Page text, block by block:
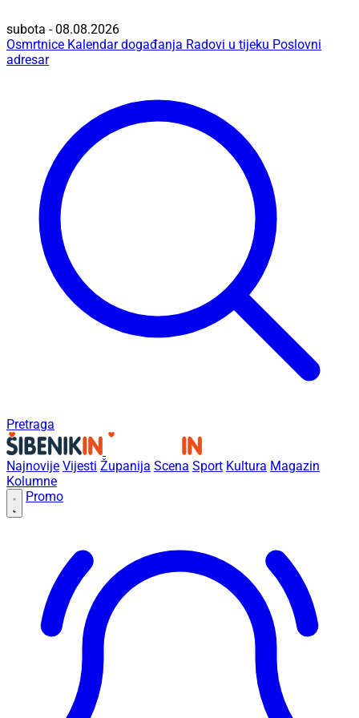
subota - 08.08.2026
Osmrtnice Kalendar događanja Radovi u tijeku Poslovni
adresar
Pretraga
Najnovije Vijesti Županija Scena Sport Kultura Magazin
Kolumne
Promo